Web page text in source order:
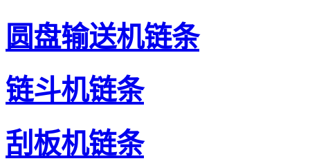
圆盘输送机链条
链斗机链条
刮板机链条